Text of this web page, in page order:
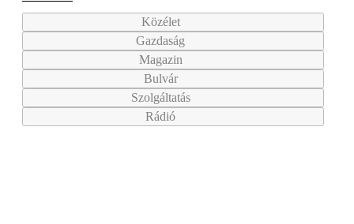
Közélet
Gazdaság
Magazin
Bulvár
Szolgáltatás
Rádió